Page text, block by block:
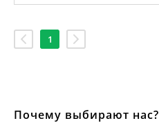
1
Почему выбирают нас?